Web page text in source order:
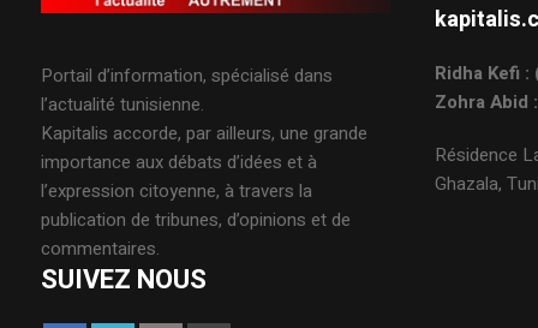
Portail d’information, spécialisé dans
l’actualité tunisienne.
Kapitalis accorde, par ailleurs, une grande
importance aux débats d’idées et à
l’expression citoyenne, à travers la
publication de tribunes, d’opinions et de
commentaires.
SUIVEZ NOUS
Ridha Kefi
Zohra Abid
Résidence
Ghazala,